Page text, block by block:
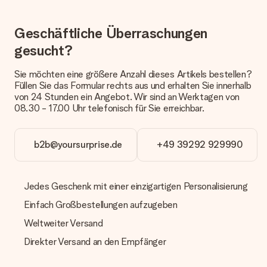
Geschenk zu einem Wunschtermin liefern zu lassen.
Wie lange dauert die Lieferzeit und wann werde ich mein
Geschenk erhalten?
Die aktuelle Lieferzeit steht jeweils auf der Produktseite bei
dem Geschenk vermeldet. Du kannst darauf vertrauen, dass
eine fristgerechte Lieferung durch unsere Lieferdienste
erfolgt.
Welche Lieferoptionen stehen zur Verfügung?
Derzeit können wir (noch) keine verschiedenen Lieferoptionen
anbieten. Das Geschenk, das bestellt wird, wird als Paket oder
Päckchen versendet. Möchtest du wissen, ob es als Paket
Kundenservice.
Zahlung
Wie kann ich meine Bestellung bezahlen?
Wir bieten die folgenden Zahlungsoptionen an: Vorauskasse
mit normaler Überweisung, Sofortüberweisung, Paypal,
Geschäftliche Überraschungen
gesucht?
Sie möchten eine größere Anzahl dieses Artikels bestellen?
Füllen Sie das Formular rechts aus und erhalten Sie innerhalb
von 24 Stunden ein Angebot. Wir sind an Werktagen von
08.30 - 17.00 Uhr telefonisch für Sie erreichbar.
b2b@yoursurprise.de +49 39292 929990
Jedes Geschenk mit einer einzigartigen Personalisierung
Einfach Großbestellungen aufzugeben
Weltweiter Versand
Direkter Versand an den Empfänger